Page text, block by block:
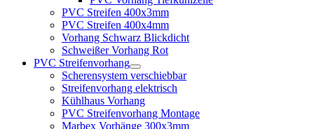
PVC Streifen 400x3mm
PVC Streifen 400x4mm
Vorhang Schwarz Blickdicht
Schweißer Vorhang Rot
PVC Streifenvorhang
Scherensystem verschiebbar
Streifenvorhang elektrisch
Kühlhaus Vorhang
PVC Streifenvorhang Montage
Marbex Vorhänge 300x3mm